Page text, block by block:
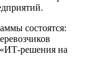
состоятся:
«ИТ-решения на